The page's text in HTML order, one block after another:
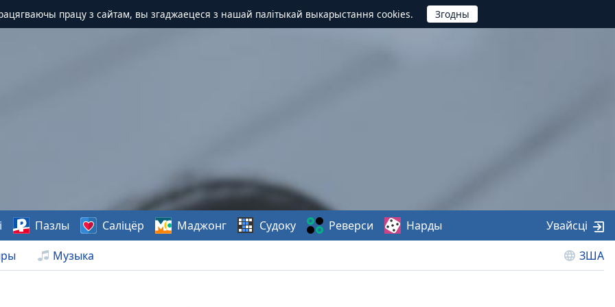
працу з сайтам, вы згаджаецеся з нашай палітыкай выкарыстання cookies.
Музыка ЗША
Пазлы Саліцёр Маджонг Судоку Реверси Нарды Увайсці